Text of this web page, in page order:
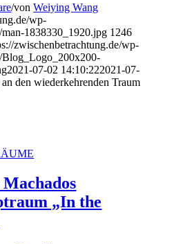
/vonWeiying Wang
wp-
1838330_1920.jpg 1246
zwischenbetrachtung.de/wp-
Blog_Logo_200x200-
2021-07-02 14:10:222021-07-
den wiederkehrenden Traum
„In the